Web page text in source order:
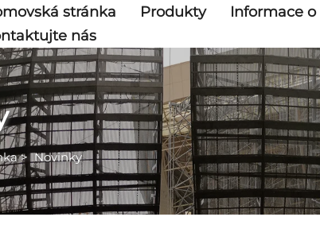
stránka Produkty Informace o
nás
>Novinky